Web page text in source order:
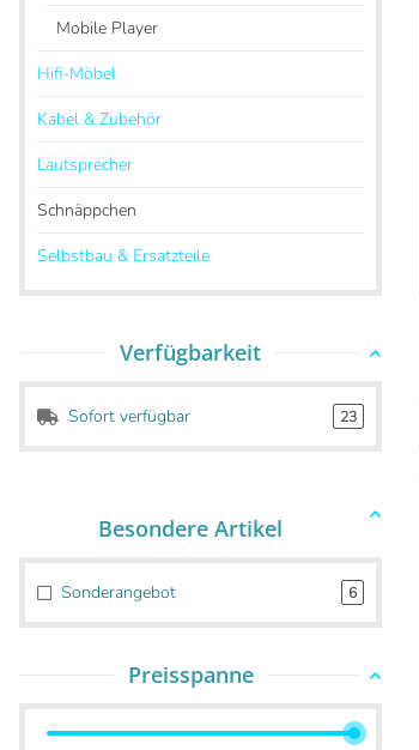
Mobile Player
Hifi-Möbel
Kabel & Zubehör
Lautsprecher
Schnäppchen
Selbstbau & Ersatzteile
Verfügbarkeit
Sofort verfügbar 23
Sonderangebot 6
Preisspanne